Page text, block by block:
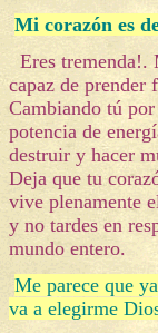
Mi corazón es
Eres tremenda!.
capaz de prender
Cambiando tú
potencia de
destruir y hacer
Deja que tu
vive plenamente
y no tardes en
mundo entero.
Me parece que
va a elegirme